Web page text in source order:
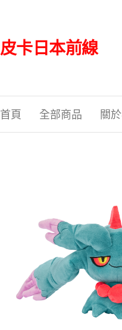
皮卡日本前線
首頁 全部商品 關